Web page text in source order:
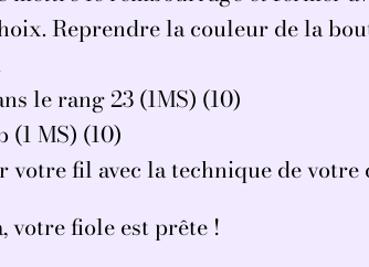
Reprendre la couleur de la
le rang 23 (1MS) (10)
(1 MS) (10)
votre fil avec la technique de votre
votre fiole est prête !